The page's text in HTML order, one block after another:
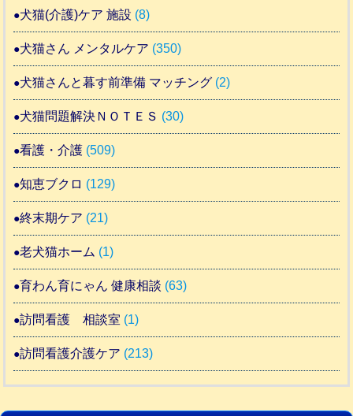
犬猫(介護)ケア 施設 (8)
犬猫さん メンタルケア (350)
犬猫さんと暮す前準備 マッチング (2)
犬猫問題解決ＮＯＴＥＳ (30)
看護・介護 (509)
知恵ブクロ (129)
終末期ケア (21)
老犬猫ホーム (1)
育わん育にゃん 健康相談 (63)
訪問看護 相談室 (1)
訪問看護介護ケア (213)